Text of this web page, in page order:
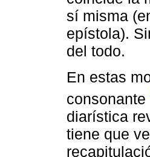
sí misma
epístola).
del todo.
En estas
consonante
diarística
tiene que